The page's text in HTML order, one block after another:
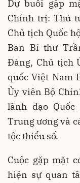
Dự buổi gặp
Chính trị: Thủ
Chủ tịch Quốc
Ban Bí thư
Đảng, Chủ tịch
quốc Việt Nam
Ủy viên Bộ
lãnh đạo
Trung ương và
tộc thiểu số.
Cuộc gặp mặt
hiện sự quan